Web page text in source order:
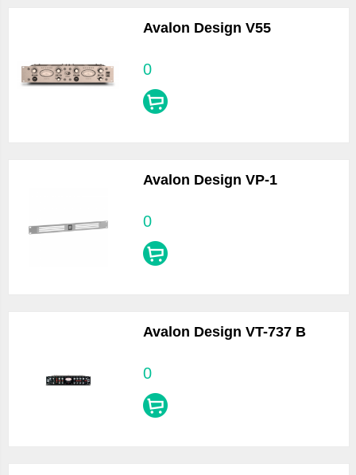
Avalon Design V55
0
Avalon Design VP-1
0
Avalon Design VT-737 B
0